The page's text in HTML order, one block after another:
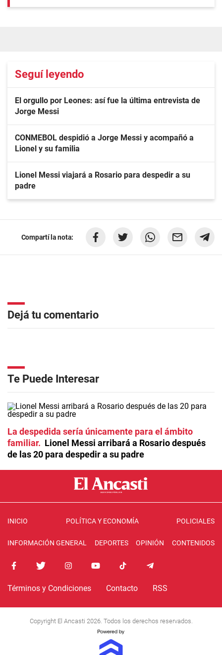
Seguí leyendo
El orgullo por Leones: así fue la última entrevista de
Jorge Messi
CONMEBOL despidió a Jorge Messi y acompañó a
Lionel y su familia
Lionel Messi viajará a Rosario para despedir a su
padre
Compartí la nota:
Dejá tu comentario
Te Puede Interesar
La despedida sería únicamente para el ámbito
familiar
Lionel Messi arribará a Rosario después
de las 20 para despedir a su padre
INICIO POLÍTICA Y ECONOMÍA POLICIALES
INFORMACIÓN GENERAL DEPORTES OPINIÓN CONTENIDOS
Términos y Condiciones Contacto RSS
Copyright El Ancasti 2026. Todos los derechos reservados.